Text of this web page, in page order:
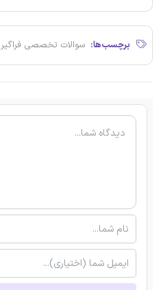
برچسب‌ها: سوالات تخصصی فراگیر